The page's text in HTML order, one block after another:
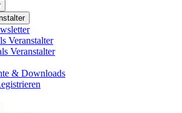
Veranstalter
Veranstalter
& Downloads